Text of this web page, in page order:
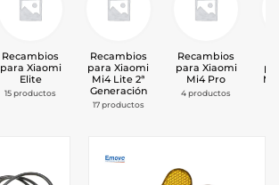
Recambios
para Xiaomi
Elite
15 productos
Recambios
para Xiaomi
Mi4 Lite 2ª
Generación
17 productos
Recambios
para Xiaomi
Mi4 Pro
4 productos